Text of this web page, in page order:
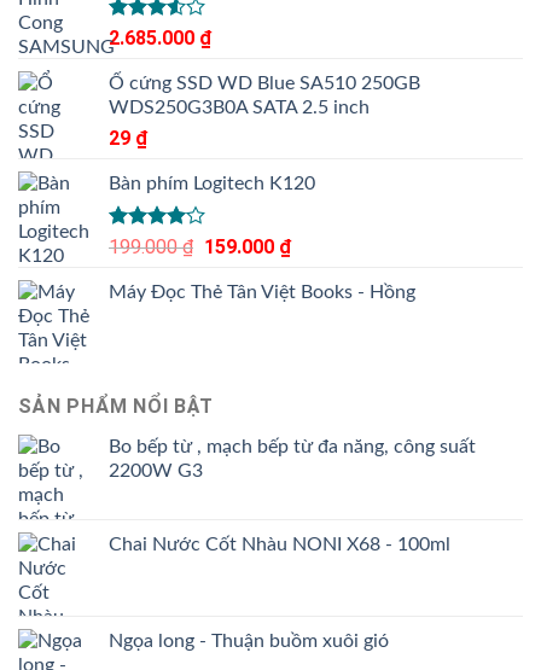
Được
xếp
hạng
3.505
sao
2.685.000 ₫
Ổ cứng SSD WD Blue SA510 250GB
WDS250G3B0A SATA 2.5 inch
29 ₫
Bàn phím Logitech K120
Được
4.00 5
sao
199.000₫
Giá
là:
159.000 ₫Giá
tại
Máy Đọc Thẻ Tân Việt Books - Hồng
SẢN PHẨM NỔI BẬT
Bo bếp từ , mạch bếp từ đa năng, công suất
2200W G3
Chai Nước Cốt Nhàu NONI X68 - 100ml
Ngọa long - Thuận buồm xuôi gió